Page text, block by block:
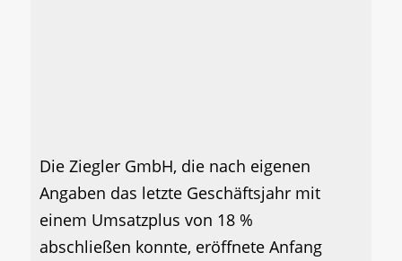
Die Ziegler GmbH, die nach eigenen
Angaben das letzte Geschäftsjahr mit
einem Umsatzplus von 18 %
abschließen konnte, eröffnete Anfang